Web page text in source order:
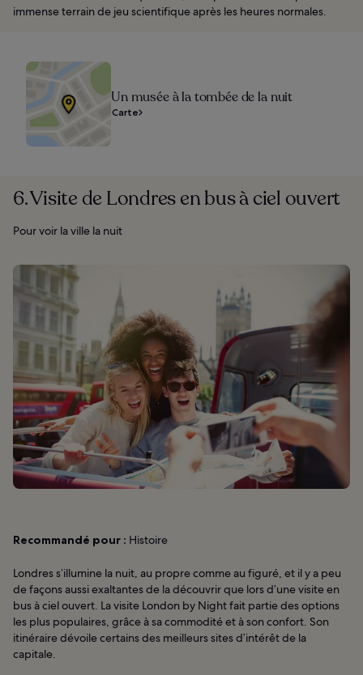
immense terrain de jeu scientifique après les heures normales.
Un musée à la tombée de la nuit
Carte
6. Visite de Londres en bus à ciel ouvert
Pour voir la ville la nuit
Recommandé pour : Histoire
Londres s’illumine la nuit, au propre comme au figuré, et il y a peu
de façons aussi exaltantes de la découvrir que lors d’une visite en
bus à ciel ouvert. La visite London by Night fait partie des options
les plus populaires, grâce à sa commodité et à son confort. Son
itinéraire dévoile certains des meilleurs sites d’intérêt de la
capitale.